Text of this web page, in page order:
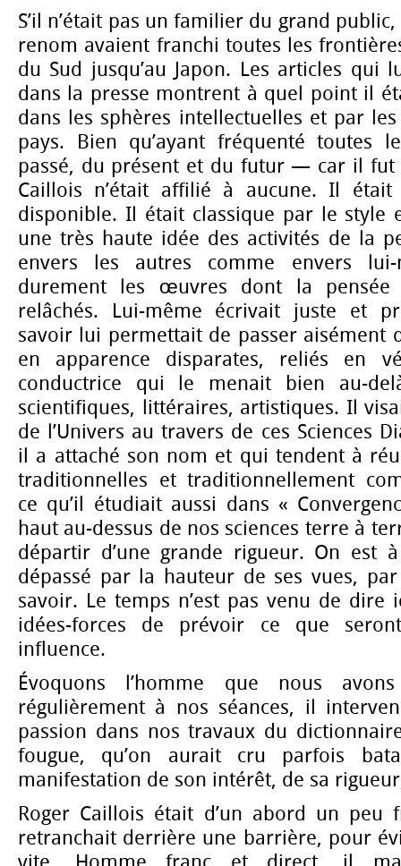
S’il n’était pas un familier du grand
renom avaient franchi toutes les
du Sud jusqu’au Japon. Les articles qui
dans la presse montrent à quel point il
dans les sphères intellectuelles et par
pays. Bien qu’ayant fréquenté toutes
passé, du présent et du futur — car il
Caillois n’était affilié à aucune. Il était
disponible. Il était classique par le style
une très haute idée des activités de la
envers les autres comme envers
durement les œuvres dont la
relâchés. Lui-même écrivait juste et
savoir lui permettait de passer aisément
en apparence disparates, reliés en
conductrice qui le menait bien au-
scientifiques, littéraires, artistiques. Il
de l’Univers au travers de ces Sciences
il a attaché son nom et qui tendent à
traditionnelles et traditionnellement
ce qu’il étudiait aussi dans «
haut au-dessus de nos sciences terre à
départir d’une grande rigueur. On est
dépassé par la hauteur de ses vues,
savoir. Le temps n’est pas venu de dire
idées-forces de prévoir ce que
influence.
Évoquons l’homme que nous
régulièrement à nos séances, il
passion dans nos travaux du
fougue, qu’on aurait cru parfois
manifestation de son intérêt, de sa
Roger Caillois était d’un abord un peu
retranchait derrière une barrière, pour